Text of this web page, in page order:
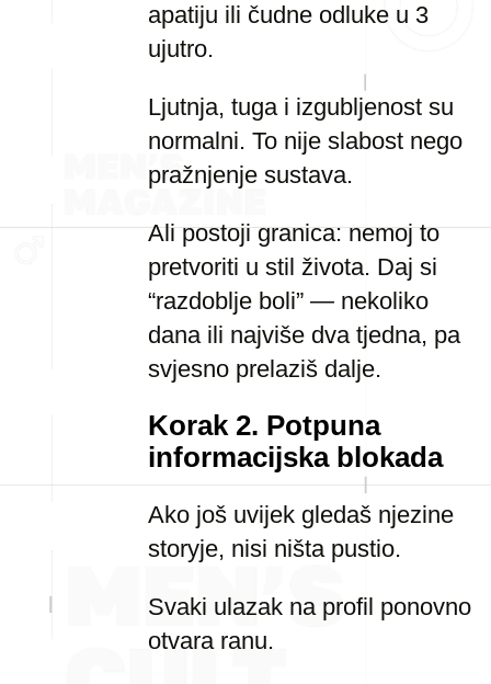
apatiju ili čudne odluke u 3
ujutro.
Ljutnja, tuga i izgubljenost su
normalni. To nije slabost nego
pražnjenje sustava.
Ali postoji granica: nemoj to
pretvoriti u stil života. Daj si
“razdoblje boli” — nekoliko
dana ili najviše dva tjedna, pa
svjesno prelaziš dalje.
Korak 2. Potpuna
informacijska blokada
Ako još uvijek gledaš njezine
storyje, nisi ništa pustio.
Svaki ulazak na profil ponovno
otvara ranu.